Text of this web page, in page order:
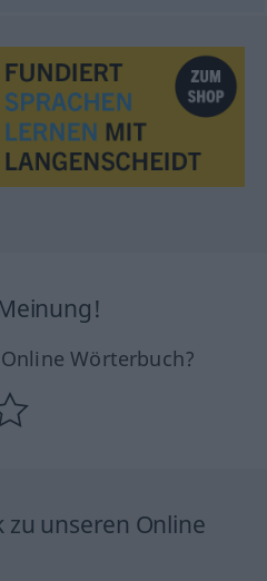
Wörterbuch?
zu unseren Online